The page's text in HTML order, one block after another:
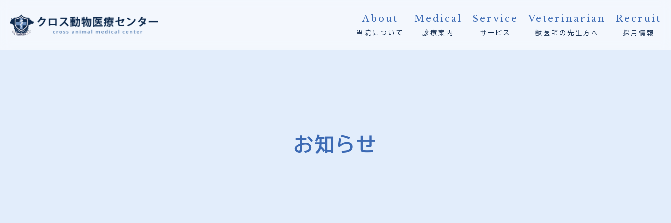
About
当院について
Medical
診療案内
Service
サービス
Veterinarian
獣医師の先生方へ
Recruit
採用情報
お知らせ